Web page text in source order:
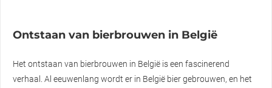
Ontstaan van bierbrouwen in België
Het ontstaan van bierbrouwen in België is een fascinerend
verhaal. Al eeuwenlang wordt er in België bier gebrouwen, en het